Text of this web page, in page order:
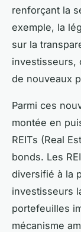
renforçant la
exemple, la
sur la
investisseurs,
de nouveaux
Parmi ces
montée en
REITs (Real
bonds. Les
diversifié à la
investisseurs
portefeuilles
mécanisme